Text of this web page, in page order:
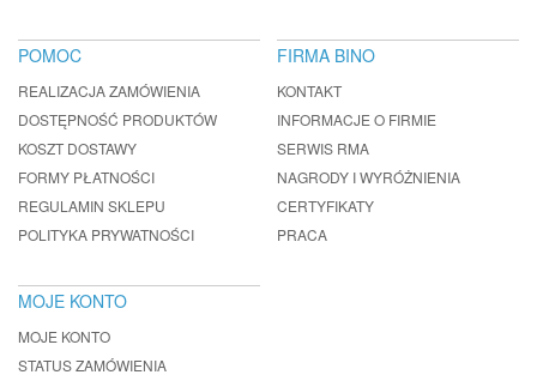
POMOC
REALIZACJA ZAMÓWIENIA
DOSTĘPNOŚĆ PRODUKTÓW
KOSZT DOSTAWY
FORMY PŁATNOŚCI
REGULAMIN SKLEPU
POLITYKA PRYWATNOŚCI
FIRMA BINO
KONTAKT
INFORMACJE O FIRMIE
SERWIS RMA
NAGRODY I WYRÓŻNIENIA
CERTYFIKATY
PRACA
MOJE KONTO
MOJE KONTO
STATUS ZAMÓWIENIA